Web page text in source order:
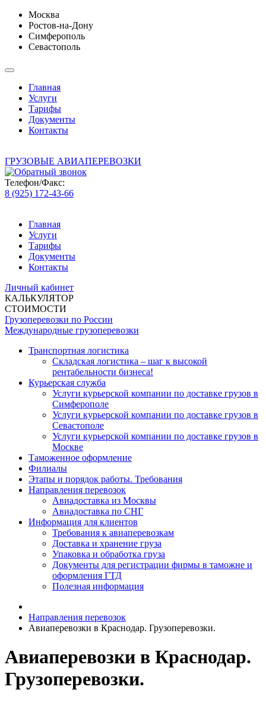
Москва
Ростов-на-Дону
Симферополь
Севастополь
Главная
Услуги
Тарифы
Документы
Контакты
ГРУЗОВЫЕ АВИАПЕРЕВОЗКИ
Телефон/Факс:
8 (925) 172-43-66
Главная
Услуги
Тарифы
Документы
Контакты
Личный кабинет
КАЛЬКУЛЯТОР
СТОИМОСТИ
Грузоперевозки по России
Международные грузоперевозки
Транспортная логистика
Складская логистика – шаг к высокой
рентабельности бизнеса!
Курьерская служба
Услуги курьерской компании по доставке грузов в
Симферополе
Услуги курьерской компании по доставке грузов в
Севастополе
Услуги курьерской компании по доставке грузов в
Москве
Таможенное оформление
Филиалы
Этапы и порядок работы. Требования
Направления перевозок
Авиадоставка из Москвы
Авиадоставка по СНГ
Информация для клиентов
Требования к авиаперевозкам
Доставка и хранение груза
Упаковка и обработка груза
Документы для регистрации фирмы в таможне и
оформления ГТД
Полезная информация
Направления перевозок
Авиаперевозки в Краснодар. Грузоперевозки.
Авиаперевозки в Краснодар.
Грузоперевозки.